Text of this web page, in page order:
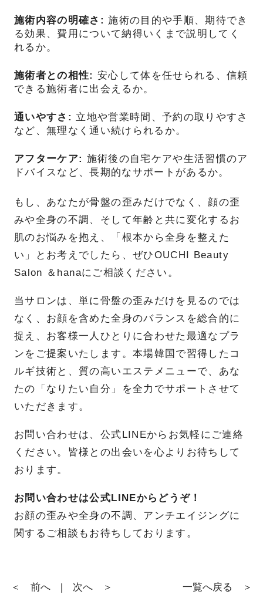
施術内容の明確さ: 施術の目的や手順、期待でき
る効果、費用について納得いくまで説明してく
れるか。
施術者との相性: 安心して体を任せられる、信頼
できる施術者に出会えるか。
通いやすさ: 立地や営業時間、予約の取りやすさ
など、無理なく通い続けられるか。
アフターケア: 施術後の自宅ケアや生活習慣のア
ドバイスなど、長期的なサポートがあるか。
もし、あなたが骨盤の歪みだけでなく、顔の歪
みや全身の不調、そして年齢と共に変化するお
肌のお悩みを抱え、「根本から全身を整えた
い」とお考えでしたら、ぜひOUCHI Beauty
Salon ＆hanaにご相談ください。
当サロンは、単に骨盤の歪みだけを見るのでは
なく、お顔を含めた全身のバランスを総合的に
捉え、お客様一人ひとりに合わせた最適なプラ
ンをご提案いたします。本場韓国で習得したコ
ルギ技術と、質の高いエステメニューで、あな
たの「なりたい自分」を全力でサポートさせて
いただきます。
お問い合わせは、公式LINEからお気軽にご連絡
ください。皆様との出会いを心よりお待ちして
おります。
お問い合わせは公式LINEからどうぞ！
お顔の歪みや全身の不調、アンチエイジングに
関するご相談もお待ちしております。
＜ 前へ| 次へ ＞ 一覧へ戻る ＞